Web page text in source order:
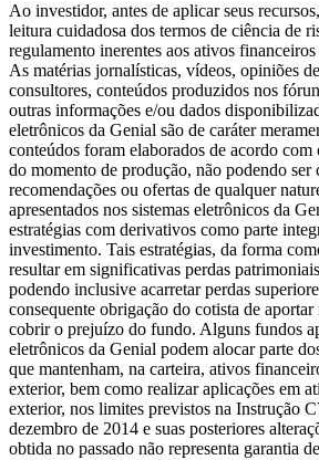
Ao investidor, antes de aplicar seus
leitura cuidadosa dos termos de ciência de
regulamento inerentes aos ativos
As matérias jornalísticas, vídeos, opiniões
consultores, conteúdos produzidos nos
outras informações e/ou dados
eletrônicos da Genial são de caráter
conteúdos foram elaborados de acordo
do momento de produção, não podendo ser
recomendações ou ofertas de qualquer
apresentados nos sistemas eletrônicos da
estratégias com derivativos como parte
investimento. Tais estratégias, da forma
resultar em significativas perdas
podendo inclusive acarretar perdas
consequente obrigação do cotista de
cobrir o prejuízo do fundo. Alguns fundos
eletrônicos da Genial podem alocar parte
que mantenham, na carteira, ativos
exterior, bem como realizar aplicações em
exterior, nos limites previstos na Instrução
dezembro de 2014 e suas posteriores
obtida no passado não representa garantia